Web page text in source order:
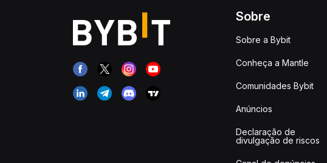
Sobre
Sobre a Bybit
Conheça a Mantle
Comunidades Bybit
Anúncios
Declaração de
divulgação de riscos